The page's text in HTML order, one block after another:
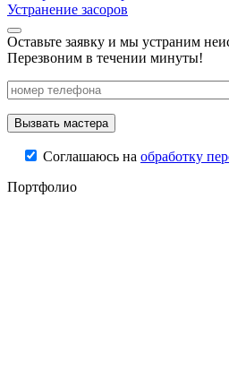
Устранение засоров
Оставьте заявку и мы устраним
Перезвоним в течении минуты!
Соглашаюсь на обработку
Портфолио